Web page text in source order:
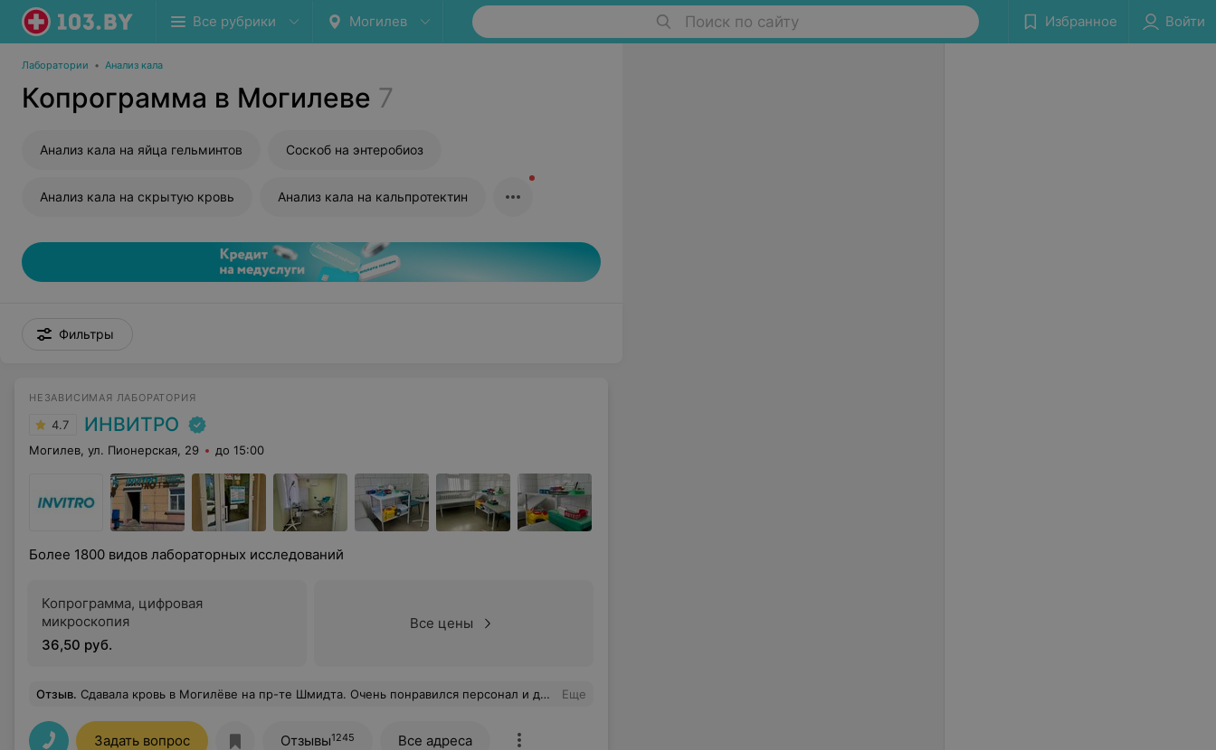
Все рубрики Могилев Поиск по сайту Избранное Войти
Лаборатории • Анализ кала
Копрограмма в Могилеве 7
Анализ кала на яйца гельминтов Соскоб на энтеробиоз
Анализ кала на скрытую кровь Анализ кала на кальпротектин
Фильтры
НЕЗАВИСИМАЯ ЛАБОРАТОРИЯ
4.7 ИНВИТРО
Могилев, ул. Пионерская, 29 до 15:00
Более 1800 видов лабораторных исследований
Копрограмма, цифровая
микроскопия
36,50 руб.
Все цены
Отзыв. Сдавала кровь в Могилёве на пр-те Шмидта. Очень понравился персонал и данный центр. Вежливое обслуживание, кровь взяли быстро и безболезненно, хотя у меня не самые хорошие вены, подключили к бонусной программе, бесплатный горячий шоколад. Спасибо, если сдавать анализы, то только у вас!!! Еще
Задать вопрос Отзывы1245 Все адреса